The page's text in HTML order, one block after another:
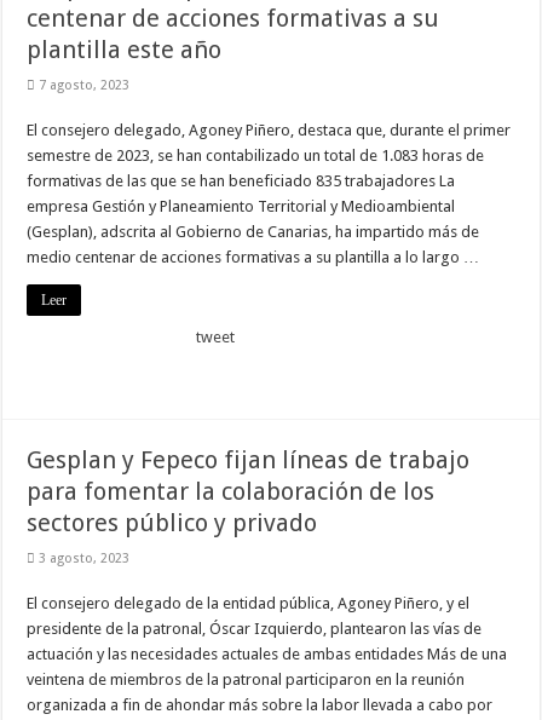
centenar de acciones formativas a su
plantilla este año
7 agosto, 2023
El consejero delegado, Agoney Piñero, destaca que, durante el primer
semestre de 2023, se han contabilizado un total de 1.083 horas de
formativas de las que se han beneficiado 835 trabajadores La
empresa Gestión y Planeamiento Territorial y Medioambiental
(Gesplan), adscrita al Gobierno de Canarias, ha impartido más de
medio centenar de acciones formativas a su plantilla a lo largo …
Leer
tweet
Gesplan y Fepeco fijan líneas de trabajo
para fomentar la colaboración de los
sectores público y privado
3 agosto, 2023
El consejero delegado de la entidad pública, Agoney Piñero, y el
presidente de la patronal, Óscar Izquierdo, plantearon las vías de
actuación y las necesidades actuales de ambas entidades Más de una
veintena de miembros de la patronal participaron en la reunión
organizada a fin de ahondar más sobre la labor llevada a cabo por